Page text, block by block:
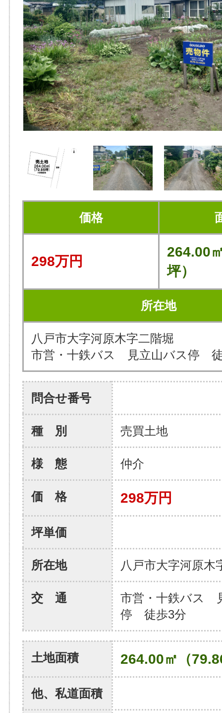
価格
298万円
264.00
坪）
所在地
八戸市大字河原木字二階堀
市営・十鉄バス 見立山バス停
問合せ番号
種 別 売買土地
様 態 仲介
価 格 298万円
坪単価
所在地 八戸市大字河原木
交 通
市営・十鉄バス
停 徒歩3分
土地面積 264.00㎡（
他、私道面積